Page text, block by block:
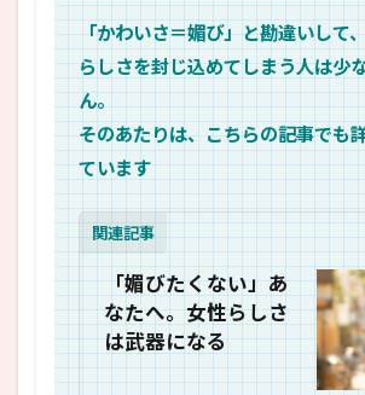
「かわいさ＝媚び」と勘違いして
らしさを封じ込めてしまう人は少
ん。
そのあたりは、こちらの記事でも
ています
関連記事
「媚びたくない」あ
なたへ。女性らしさ
は武器になる